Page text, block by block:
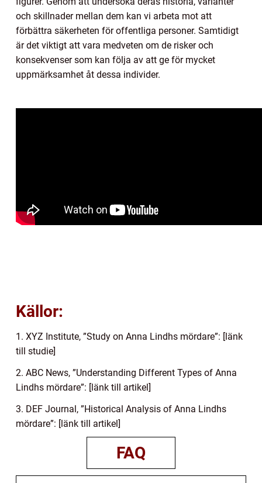
och skillnader mellan dem kan vi arbeta mot att
förbättra säkerheten för offentliga personer. Samtidigt
är det viktigt att vara medveten om de risker och
konsekvenser som kan följa av att ge för mycket
uppmärksamhet åt dessa individer.
Källor:
1. XYZ Institute, ”Study on Anna Lindhs mördare”: [länk
till studie]
2. ABC News, ”Understanding Different Types of Anna
Lindhs mördare”: [länk till artikel]
3. DEF Journal, ”Historical Analysis of Anna Lindhs
mördare”: [länk till artikel]
FAQ